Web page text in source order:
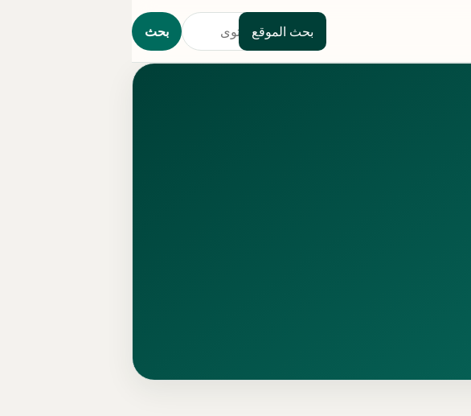
بحث الموقع بحث